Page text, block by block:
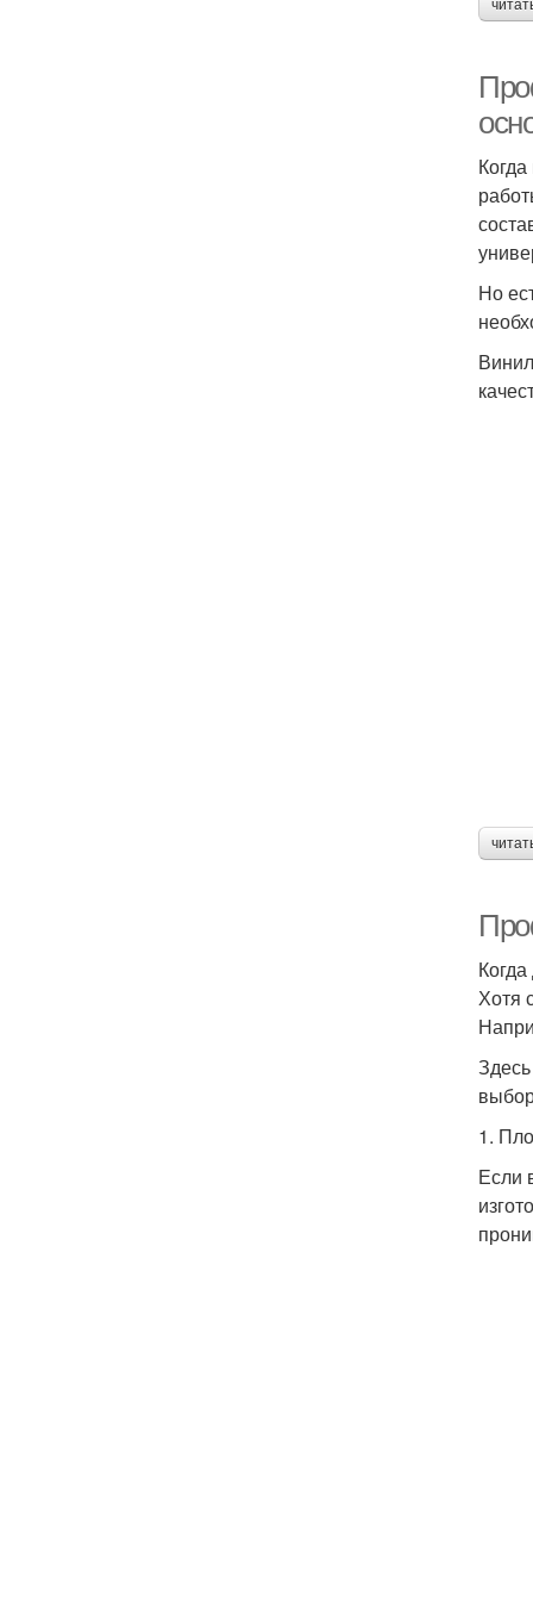
Но
Хотя
1.
Если